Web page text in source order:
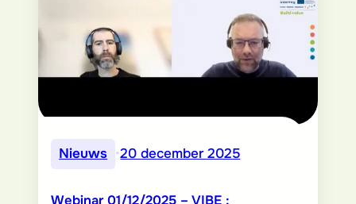
Nieuws •20 december 2025
Webinar 01/12/2025 – VIBE :